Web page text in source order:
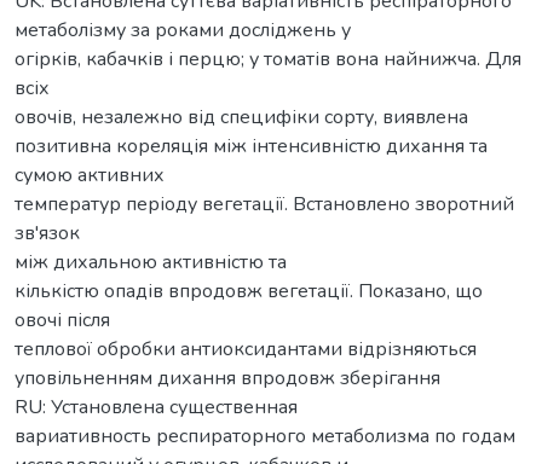
метаболізму за роками досліджень у
огірків, кабачків і перцю; у томатів вона найнижча. Для
всіх
овочів, незалежно від специфіки сорту, виявлена
позитивна кореляція між інтенсивністю дихання та
сумою активних
температур періоду вегетації. Встановлено зворотний
зв'язок
між дихальною активністю та
кількістю опадів впродовж вегетації. Показано, що
овочі після
теплової обробки антиоксидантами відрізняються
уповільненням дихання впродовж зберігання
RU: Установлена существенная
вариативность респираторного метаболизма по годам